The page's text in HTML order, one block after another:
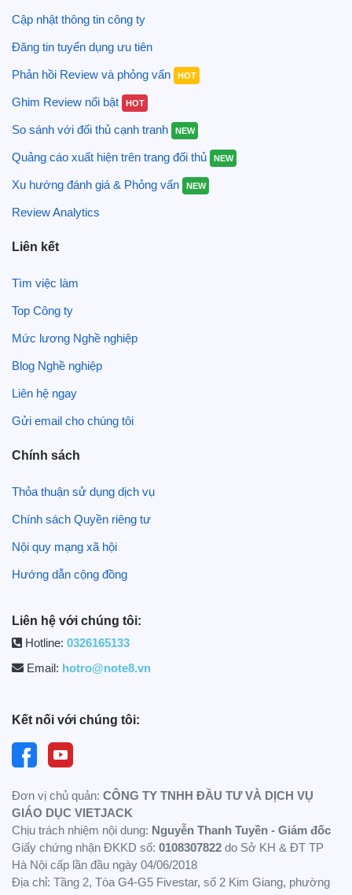
Cập nhật thông tin công ty
Đăng tin tuyển dụng ưu tiên
Phản hồi Review và phỏng vấn HOT
Ghim Review nổi bật HOT
So sánh với đối thủ cạnh tranh NEW
Quảng cáo xuất hiện trên trang đối thủ NEW
Xu hướng đánh giá & Phỏng vấn NEW
Review Analytics
Liên kết
Tìm việc làm
Top Công ty
Mức lương Nghề nghiệp
Blog Nghề nghiệp
Liên hệ ngay
Gửi email cho chúng tôi
Chính sách
Thỏa thuận sử dụng dịch vụ
Chính sách Quyền riêng tư
Nội quy mạng xã hội
Hướng dẫn cộng đồng
Liên hệ với chúng tôi:
Hotline: 0326165133
Email: hotro@note8.vn
Kết nối với chúng tôi:
Đơn vị chủ quản: CÔNG TY TNHH ĐẦU TƯ VÀ DỊCH VỤ
GIÁO DỤC VIETJACK
Chịu trách nhiệm nội dung: Nguyễn Thanh Tuyền - Giám đốc
Giấy chứng nhận ĐKKD số: 0108307822 do Sở KH & ĐT TP
Hà Nội cấp lần đầu ngày 04/06/2018
Địa chỉ: Tầng 2, Tòa G4-G5 Fivestar, số 2 Kim Giang, phường